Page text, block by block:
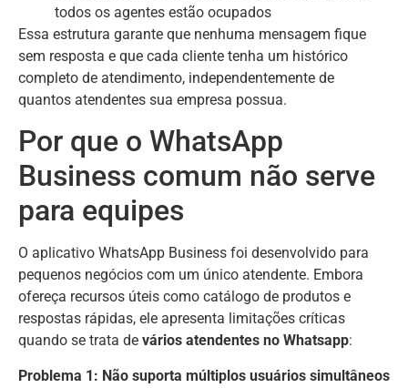
todos os agentes estão ocupados
Essa estrutura garante que nenhuma mensagem fique
sem resposta e que cada cliente tenha um histórico
completo de atendimento, independentemente de
quantos atendentes sua empresa possua.
Por que o WhatsApp
Business comum não serve
para equipes
O aplicativo WhatsApp Business foi desenvolvido para
pequenos negócios com um único atendente. Embora
ofereça recursos úteis como catálogo de produtos e
respostas rápidas, ele apresenta limitações críticas
quando se trata de vários atendentes no Whatsapp:
Problema 1: Não suporta múltiplos usuários simultâneos